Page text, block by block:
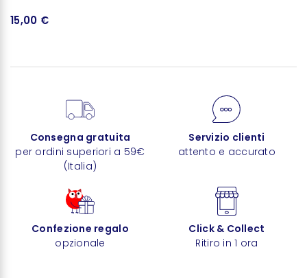
15,00 €
Consegna gratuita
per ordini superiori a 59€
(Italia)
Servizio clienti
attento e accurato
Confezione regalo
opzionale
Click & Collect
Ritiro in 1 ora